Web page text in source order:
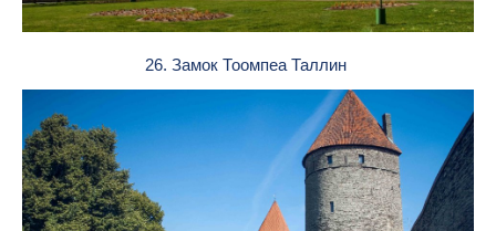
26. Замок Тоомпеа Таллин